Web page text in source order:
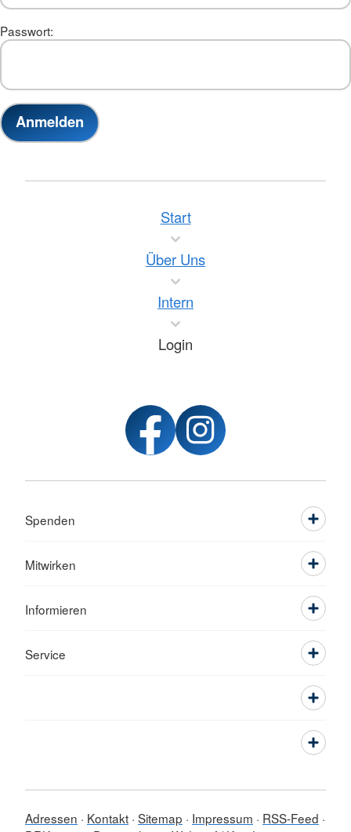
Passwort:
Start
Über Uns
Intern
Login
Spenden
Mitwirken
Informieren
Service
Adressen Kontakt Sitemap Impressum
RSS-Feed